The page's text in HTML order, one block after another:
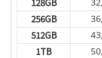
256GB
512GB
1TB